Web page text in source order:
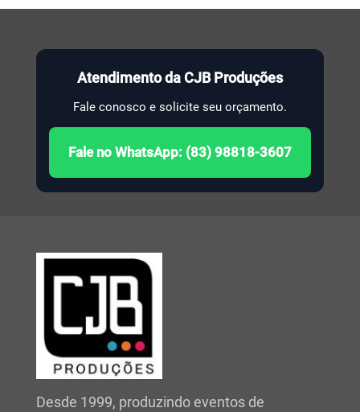
Atendimento da CJB Produções
Fale conosco e solicite seu orçamento.
Fale no WhatsApp: (83) 98818-3607
Desde 1999, produzindo eventos de